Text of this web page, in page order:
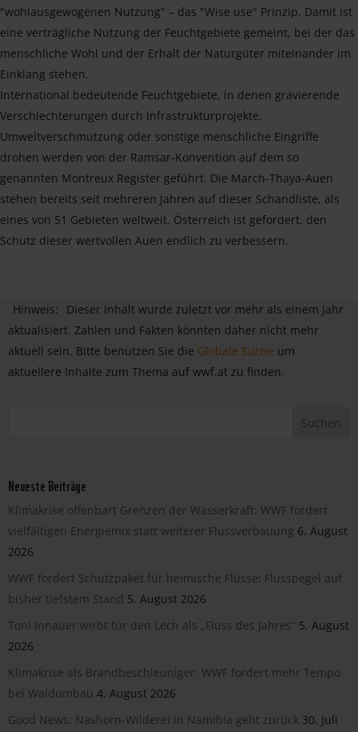
"wohlausgewogenen Nutzung" – das "Wise use" Prinzip. Damit ist
eine verträgliche Nutzung der Feuchtgebiete gemeint, bei der das
menschliche Wohl und der Erhalt der Naturgüter miteinander im
Einklang stehen.
International bedeutende Feuchtgebiete, in denen gravierende
Verschlechterungen durch Infrastrukturprojekte,
Umweltverschmutzung oder sonstige menschliche Eingriffe
drohen werden von der Ramsar-Konvention auf dem so
genannten Montreux Register geführt. Die March-Thaya-Auen
stehen bereits seit mehreren Jahren auf dieser Schandliste, als
eines von 51 Gebieten weltweit. Österreich ist gefordert, den
Schutz dieser wertvollen Auen endlich zu verbessern.
Hinweis:
Dieser Inhalt wurde zuletzt vor mehr als einem Jahr
aktualisiert. Zahlen und Fakten könnten daher nicht mehr
aktuell sein. Bitte benutzen Sie die Globale Suche um
aktuellere Inhalte zum Thema auf wwf.at zu finden.
Neueste Beiträge
Klimakrise offenbart Grenzen der Wasserkraft: WWF fordert
vielfältigen Energiemix statt weiterer Flussverbauung 6. August
2026
WWF fordert Schutzpaket für heimische Flüsse: Flusspegel auf
bisher tiefstem Stand 5. August 2026
Toni Innauer wirbt für den Lech als „Fluss des Jahres“ 5. August
2026
Klimakrise als Brandbeschleuniger: WWF fordert mehr Tempo
bei Waldumbau 4. August 2026
Good News: Nashorn-Wilderei in Namibia geht zurück 30. Juli